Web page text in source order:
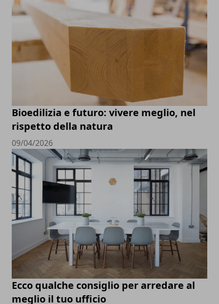
Bioedilizia e futuro: vivere meglio, nel
rispetto della natura
09/04/2026
Ecco qualche consiglio per arredare al
meglio il tuo ufficio